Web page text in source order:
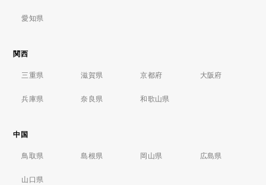
愛知県
関西
三重県 滋賀県 京都府 大阪府
兵庫県 奈良県 和歌山県
中国
鳥取県 島根県 岡山県 広島県
山口県